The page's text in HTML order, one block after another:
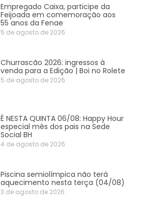
Empregado Caixa, participe da
Feijoada em comemoração aos
55 anos da Fenae
5 de agosto de 2026
Churrascão 2026: ingressos à
venda para a Edição | Boi no Rolete
5 de agosto de 2026
É NESTA QUINTA 06/08: Happy Hour
especial mês dos pais na Sede
Social BH
4 de agosto de 2026
Piscina semiolímpica não terá
aquecimento nesta terça (04/08)
3 de agosto de 2026